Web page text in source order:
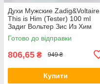
Духи Мужские Zadig&Voltaire
This is Him (Tester) 100 ml
Задиг Вольтер Зис Из Хим
(Тестер) 100 мл all К
Готово до відправки
806,65 ₴ 949 ₴
Купити